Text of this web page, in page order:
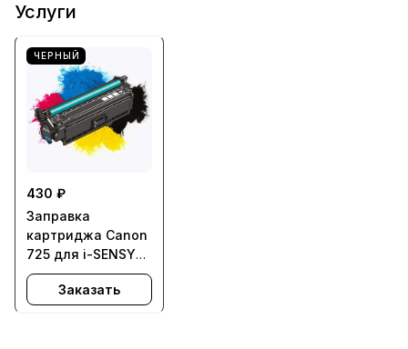
Услуги
ЧЕРНЫЙ
430 ₽
Заправка
картриджа Canon
725 для i-SENSYS
LBP6000,
LBP6020B,
Заказать